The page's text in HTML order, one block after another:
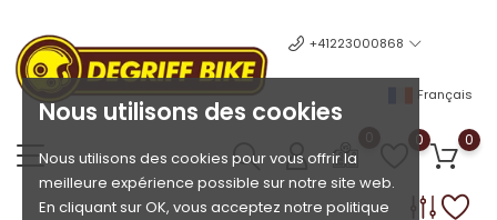
Nous utilisons des cookies
Nous utilisons des cookies pour vous offrir la
meilleure expérience possible sur notre site web.
En cliquant sur OK, vous acceptez notre politique
+41223000868
Français
0 0